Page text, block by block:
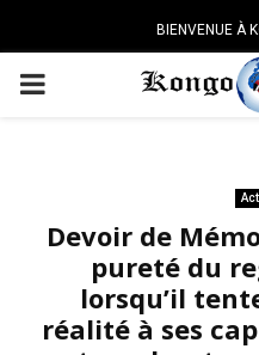
BIENVENUE À
PRIMARY
Devoir de
pureté du
lorsqu’il
réalité à ses